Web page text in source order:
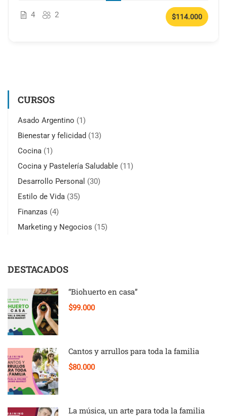
4 2 $114.000
CURSOS
Asado Argentino (1)
Bienestar y felicidad (13)
Cocina (1)
Cocina y Pastelería Saludable (11)
Desarrollo Personal (30)
Estilo de Vida (35)
Finanzas (4)
Marketing y Negocios (15)
DESTACADOS
“Biohuerto en casa”
$99.000
Cantos y arrullos para toda la familia
$80.000
La música, un arte para toda la familia